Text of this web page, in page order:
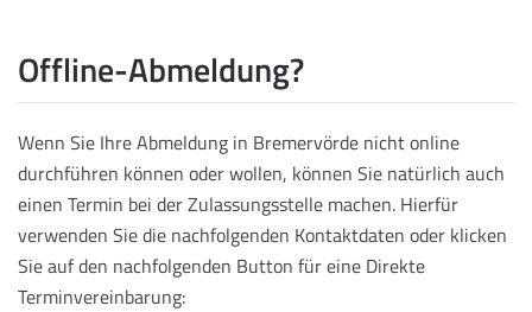
Offline-Abmeldung?
Wenn Sie Ihre Abmeldung in Bremervörde nicht online
durchführen können oder wollen, können Sie natürlich auch
einen Termin bei der Zulassungsstelle machen. Hierfür
verwenden Sie die nachfolgenden Kontaktdaten oder klicken
Sie auf den nachfolgenden Button für eine Direkte
Terminvereinbarung: